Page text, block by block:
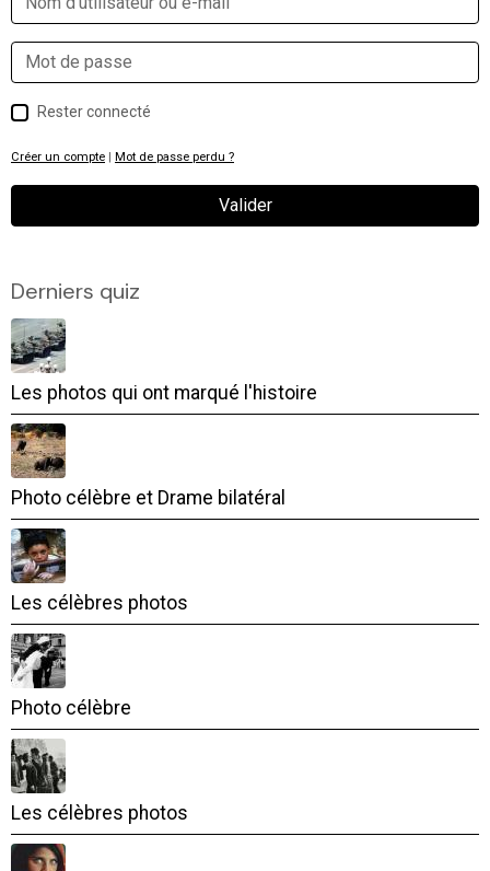
Rester connecté
Créer un compte Mot de passe perdu ?
Valider
Derniers quiz
Les photos qui ont marqué l'histoire
Photo célèbre et Drame bilatéral
Les célèbres photos
Photo célèbre
Les célèbres photos